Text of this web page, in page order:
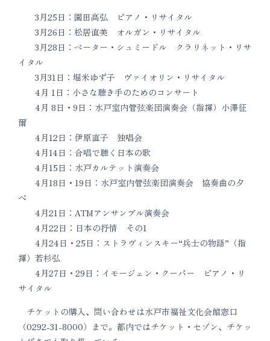
3月25日：園田高弘 ピアノ・リサイタル
3月26日：松居直美 オルガン・リサイタル
3月28日：ペーター・シュミードル クラリネット・リサ
イタル
3月31日：堀米ゆず子 ヴァイオリン・リサイタル
4月 1日：小さな聴き手のためのコンサート
4月 8日・9日：水戸室内管弦楽団演奏会（指揮）小澤征
爾
4月12日：伊原直子 独唱会
4月14日：合唱で聴く日本の歌
4月15日：水戸カルテット演奏会
4月18日・19日：水戸室内管弦楽団演奏会 協奏曲の夕
べ
4月21日：ATMアンサンブル演奏会
4月22日：日本の抒情 その1
4月24日・25日：ストラヴィンスキー“兵士の物語”（指
揮）若杉弘
4月27日・29日：イモージェン・クーパー ピアノ・リ
サイタル
チケットの購入、問い合わせは水戸市福祉文化会館窓口
（0292-31-8000）まで。都内ではチケット・セゾン、チケッ